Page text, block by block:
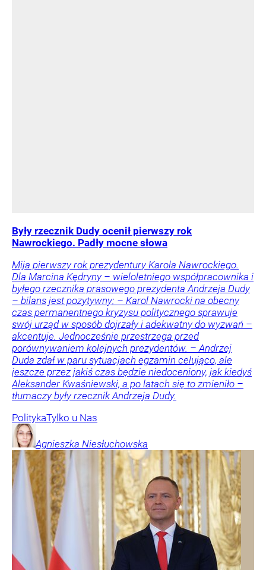
Były rzecznik Dudy ocenił pierwszy rok
Nawrockiego. Padły mocne słowa
Mija pierwszy rok prezydentury Karola Nawrockiego.
Dla Marcina Kędryny – wieloletniego współpracownika i
byłego rzecznika prasowego prezydenta Andrzeja Dudy
– bilans jest pozytywny: – Karol Nawrocki na obecny
czas permanentnego kryzysu politycznego sprawuje
swój urząd w sposób dojrzały i adekwatny do wyzwań –
akcentuje. Jednocześnie przestrzega przed
porównywaniem kolejnych prezydentów. – Andrzej
Duda zdał w paru sytuacjach egzamin celująco, ale
jeszcze przez jakiś czas będzie niedoceniony, jak kiedyś
Aleksander Kwaśniewski, a po latach się to zmieniło –
tłumaczy były rzecznik Andrzeja Dudy.
PolitykaTylko u Nas
Agnieszka Niesłuchowska